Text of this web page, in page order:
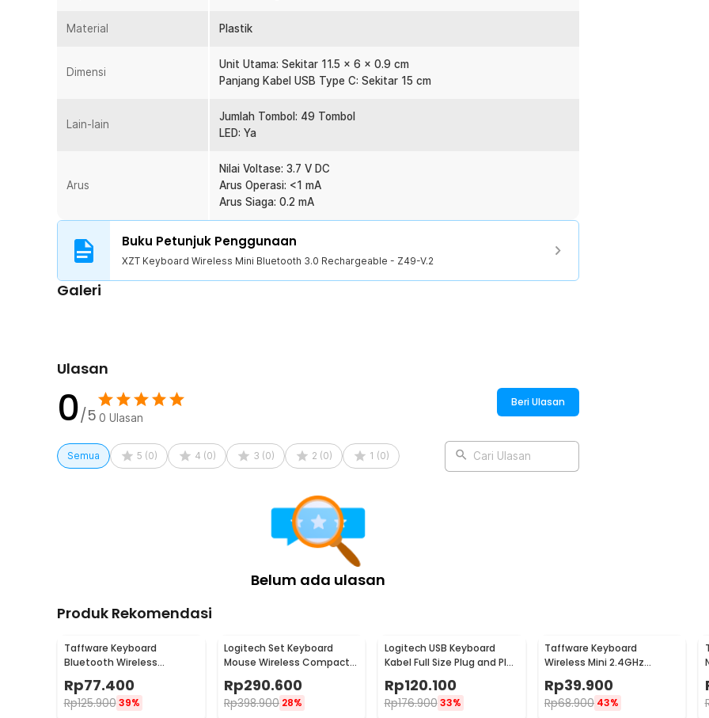
Kelengkapan Produk
Rincian yang Anda dapatkan untuk pembelian produk ini:
1 x XZT Keyboard Wireless Mini Bluetooth 3.0 Rechargeable - Z49-V.2
Material Plastik
Dimensi
Unit Utama: Sekitar 11.5 x 6 x 0.9 cm
Panjang Kabel USB Type C: Sekitar 15 cm
Lain-lain
Jumlah Tombol: 49 Tombol
LED: Ya
Arus
Nilai Voltase: 3.7 V DC
Arus Operasi: <1 mA
Arus Siaga: 0.2 mA
Buku Petunjuk Penggunaan
XZT Keyboard Wireless Mini Bluetooth 3.0 Rechargeable - Z49-V.2
Galeri
Ulasan
0/5 0 Ulasan
Beri Ulasan
Semua 5 (0) 4 (0) 3 (0) 2 (0) 1 (0) Cari Ulasan
Belum ada ulasan
Produk Rekomendasi
Taffware Keyboard
Bluetooth Wireless
Windows PC - BK3001
Rp77.400
Rp125.900 39%
Logitech Set Keyboard
Mouse Wireless Compact
Size Splash Proof 2.4GHz -
MK220
Rp290.600
Rp398.900 28%
Logitech USB Keyboard
Kabel Full Size Plug and Play
Rp120.100
Rp176.900 33%
Taffware Keyboard
Wireless Mini 2.4GHz
1020mAh with Touchpad Air
Mouse - i8
Rp39.900
Rp68.900 43%